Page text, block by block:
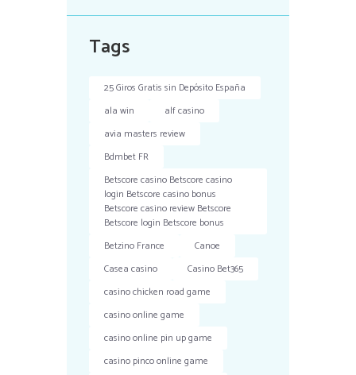
Tags
25 Giros Gratis sin Depósito España
ala win
alf casino
avia masters review
Bdmbet FR
Betscore casino Betscore casino
login Betscore casino bonus
Betscore casino review Betscore
Betscore login Betscore bonus
Betzino France
Canoe
Casea casino
Casino Bet365
casino chicken road game
casino online game
casino online pin up game
casino pinco online game